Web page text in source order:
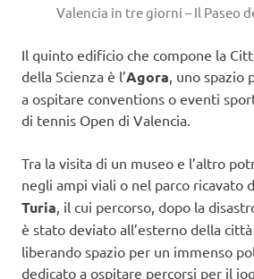
Valencia in tre giorni – Il Paseo
Il quinto edificio che compone la
della Scienza è l’Agora , uno
a ospitare conventions o eventi
di tennis Open di Valencia.
Tra la visita di un museo e l’altro
negli ampi viali o nel parco ricavato
Turia , il cui percorso, dopo la
è stato deviato all’esterno della
liberando spazio per un immenso
dedicato a ospitare percorsi per il